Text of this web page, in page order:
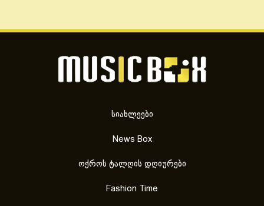
სიახლეები
News Box
ოქროს ტალღის დღიურები
Fashion Time